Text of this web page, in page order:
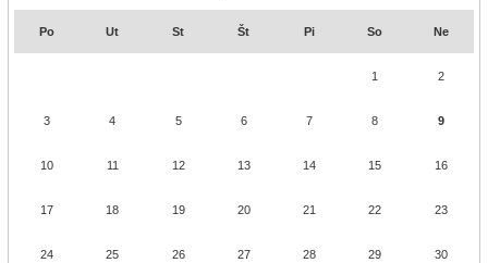
Po Ut St Št Pi So Ne
1 2
3 4 5 6 7 8 9
10 11 12 13 14 15 16
17 18 19 20 21 22 23
24 25 26 27 28 29 30